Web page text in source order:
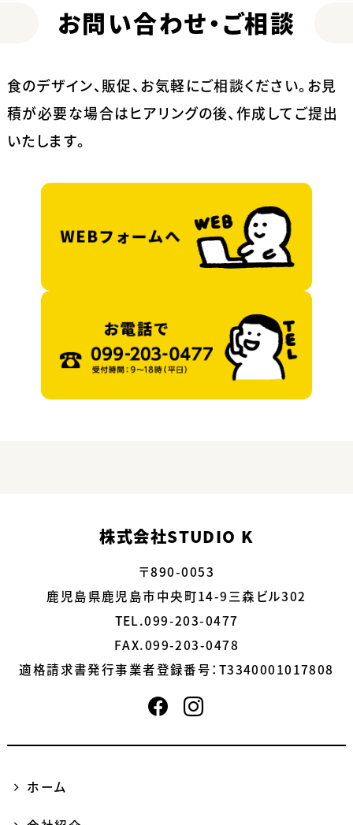
お問い合わせ・ご相談
食のデザイン、販促、お気軽にご相談ください。お見
積が必要な場合はヒアリングの後、作成してご提出
いたします。
株式会社STUDIO K
〒890-0053
鹿児島県鹿児島市中央町14-9三森ビル302
TEL.099-203-0477
FAX.099-203-0478
適格請求書発行事業者登録番号： T3340001017808
ホーム